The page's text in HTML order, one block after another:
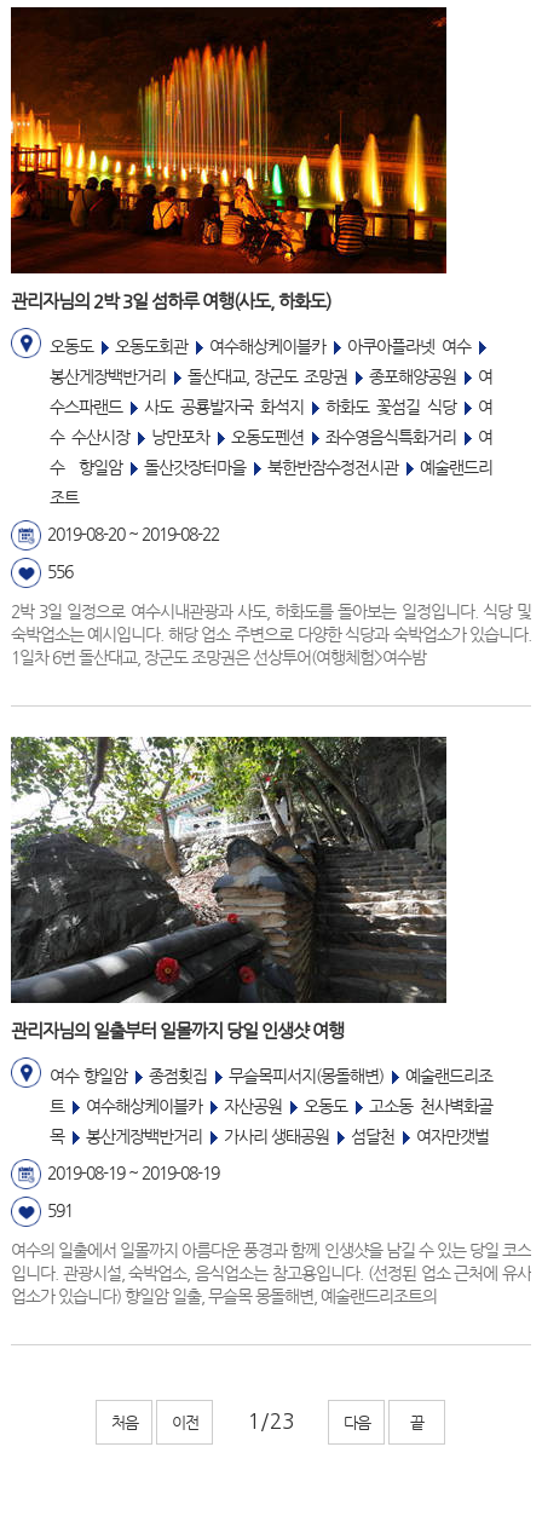
관리자님의 2박 3일 섬하루 여행(사도, 하화도)
오동도 오동도회관 여수해상케이블카
아쿠아플라넷 여수
봉산게장백반거리
돌산대교, 장군도 조망권 종포해양공원
여
수스파랜드
사도 공룡발자국 화석지 하화도 꽃섬길 식당
여
수 수산시장
낭만포차 오동도펜션 좌수영음식특화거리
여
수 향일암
돌산갓장터마을 북한반잠수정전시관
예술랜드리
조트
2019-08-20 ~ 2019-08-22
556
2박 3일 일정으로 여수시내관광과 사도, 하화도를 돌아보는 일정입니다. 식당 및
숙박업소는 예시입니다. 해당 업소 주변으로 다양한 식당과 숙박업소가 있습니다.
1일차 6번 돌산대교, 장군도 조망권은 선상투어(여행체험>여수밤
관리자님의 일출부터 일몰까지 당일 인생샷 여행
여수 향일암 종점횟집 무슬목피서지(몽돌해변)
예술랜드리조
트
여수해상케이블카 자산공원 오동도
고소동 천사벽화골
목
봉산게장백반거리 가사리 생태공원 섬달천
여자만갯벌
2019-08-19 ~ 2019-08-19
591
여수의 일출에서 일몰까지 아름다운 풍경과 함께 인생샷을 남길 수 있는 당일 코스
입니다. 관광시설, 숙박업소, 음식업소는 참고용입니다. (선정된 업소 근처에 유사
업소가 있습니다) 향일암 일출, 무슬목 몽돌해변, 예술랜드리조트의
처음 이전 다음 끝